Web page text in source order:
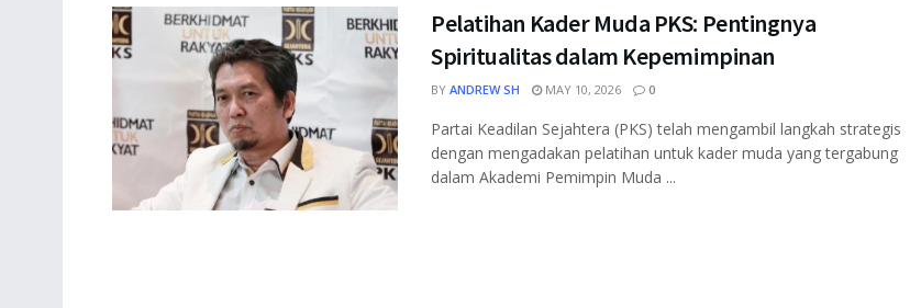
Pelatihan Kader Muda PKS: Pentingnya
Spiritualitas dalam Kepemimpinan
BY ANDREW SH MAY 10, 2026 0
Partai Keadilan Sejahtera (PKS) telah mengambil langkah strategis
dengan mengadakan pelatihan untuk kader muda yang tergabung
dalam Akademi Pemimpin Muda ...